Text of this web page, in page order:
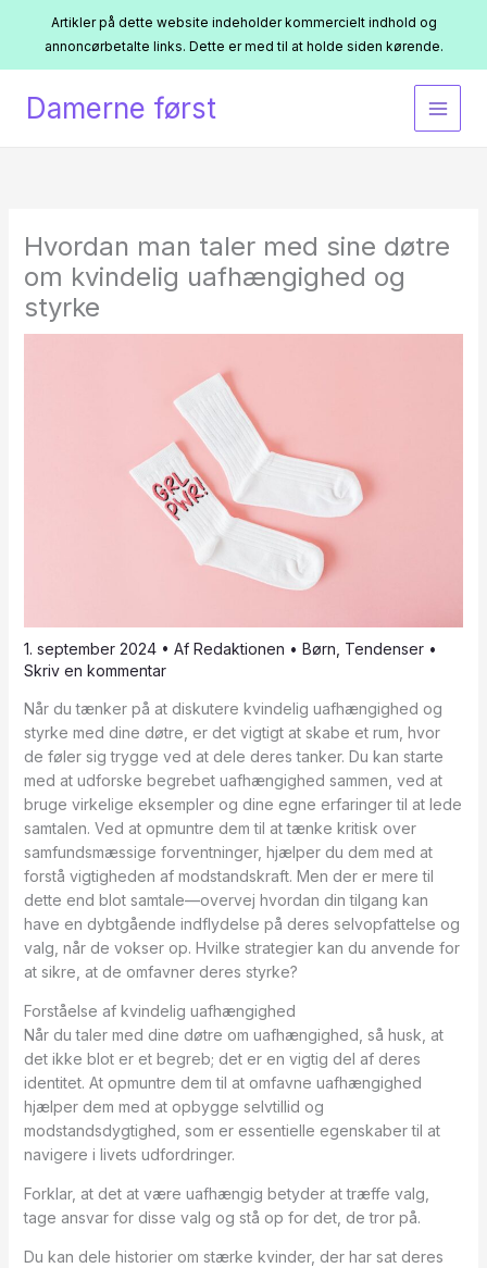
Artikler på dette website indeholder kommercielt indhold og
annoncørbetalte links. Dette er med til at holde siden kørende.
Damerne først
Hvordan man taler med sine døtre
om kvindelig uafhængighed og
styrke
1. september 2024 • Af Redaktionen • Børn Tendenser•
Skriv en kommentar
Når du tænker på at diskutere kvindelig uafhængighed og
styrke med dine døtre, er det vigtigt at skabe et rum, hvor
de føler sig trygge ved at dele deres tanker. Du kan starte
med at udforske begrebet uafhængighed sammen, ved at
bruge virkelige eksempler og dine egne erfaringer til at lede
samtalen. Ved at opmuntre dem til at tænke kritisk over
samfundsmæssige forventninger, hjælper du dem med at
forstå vigtigheden af modstandskraft. Men der er mere til
dette end blot samtale—overvej hvordan din tilgang kan
have en dybtgående indflydelse på deres selvopfattelse og
valg, når de vokser op. Hvilke strategier kan du anvende for
at sikre, at de omfavner deres styrke?
Forståelse af kvindelig uafhængighed
Når du taler med dine døtre om uafhængighed, så husk, at
det ikke blot er et begreb; det er en vigtig del af deres
identitet. At opmuntre dem til at omfavne uafhængighed
hjælper dem med at opbygge selvtillid og
modstandsdygtighed, som er essentielle egenskaber til at
navigere i livets udfordringer.
Forklar, at det at være uafhængig betyder at træffe valg,
tage ansvar for disse valg og stå op for det, de tror på.
Du kan dele historier om stærke kvinder, der har sat deres